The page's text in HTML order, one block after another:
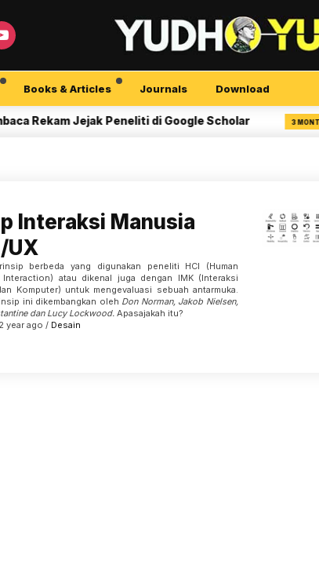
Books & Articles Journals Download
Rekam Jejak Peneliti di Google Scholar 3 MONTH AGO
Interaksi Manusia
UX
berbeda yang digunakan peneliti HCI (Human
Interaction) atau dikenal juga dengan IMK (Interaksi
Komputer) untuk mengevaluasi sebuah antarmuka.
ini dikembangkan oleh Don Norman, Jakob Nielsen,
dan Lucy Lockwood. Apasajakah itu?
2 year ago / Desain